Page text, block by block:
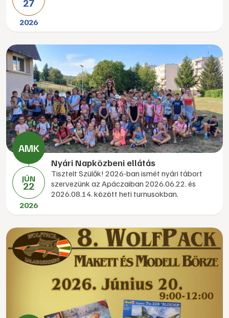
2026
JÚN
22
2026
Nyári Napközbeni ellátás
Tisztelt Szülők! 2026-ban ismét nyári tábort
szervezünk az Apáczaiban 2026.06.22. és
2026.08.14. között heti turnusokban.